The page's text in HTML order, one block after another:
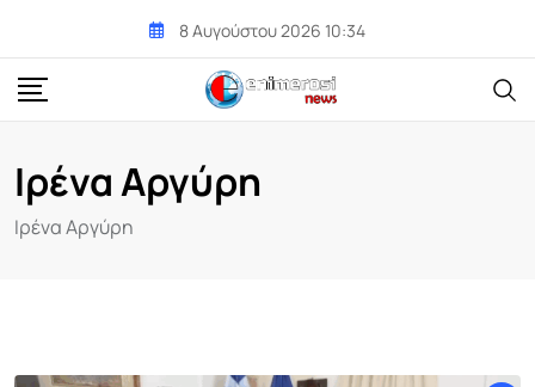
content
8 Αυγούστου 2026 10:34
Ιρένα Αργύρη
Ιρένα Αργύρη